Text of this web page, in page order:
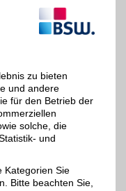
Partnerprofil
gehört zu
führenden
in den
stellt
zu bieten
und andere
für den Betrieb der
solche, die
und
Kategorien Sie
Bitte beachten Sie,